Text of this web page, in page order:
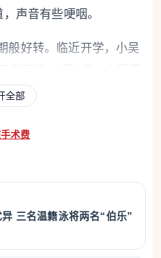
声音有些哽咽。
好转。临近开学，小吴
子的遗传基因突变有
者，医生建议待孩子病情
用需要四五十万元。我们
温州的治疗费用，都是从
多大，我们都会想尽办法
全部
术费
三名温籍泳将两名“伯乐”